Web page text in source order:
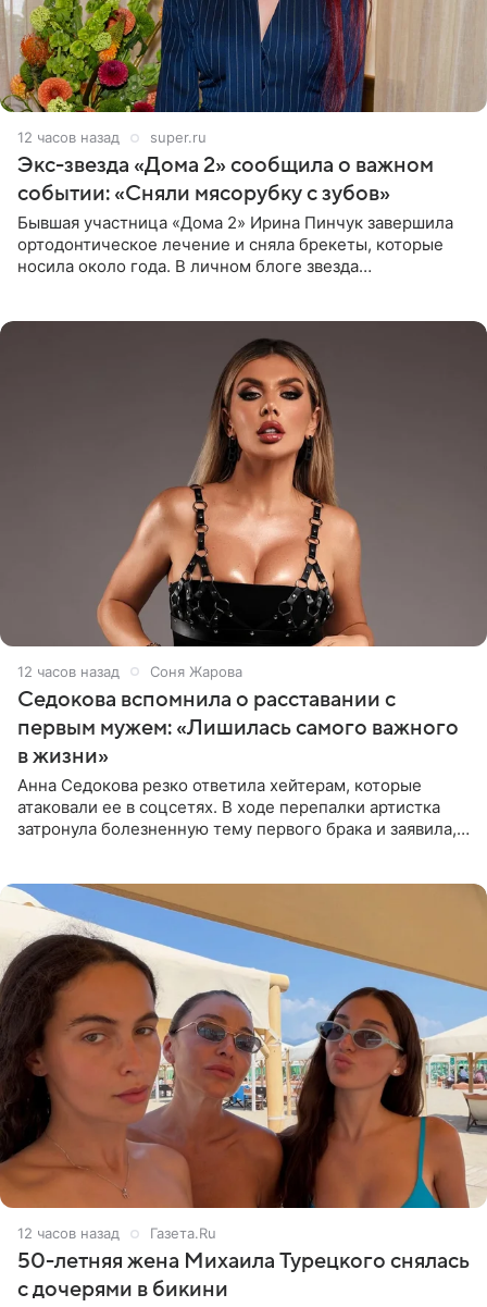
12 часов назад super.ru
Экс-звезда «Дома 2» сообщила о важном
событии: «Сняли мясорубку с зубов»
Бывшая участница «Дома 2» Ирина Пинчук завершила
ортодонтическое лечение и сняла брекеты, которые
носила около года. В личном блоге звезда
12 часов назад Соня Жарова
Седокова вспомнила о расставании с
первым мужем: «Лишилась самого важного
в жизни»
Анна Седокова резко ответила хейтерам, которые
атаковали ее в соцсетях. В ходе перепалки артистка
затронула болезненную тему первого брака и заявила,
12 часов назад Газета.Ru
50-летняя жена Михаила Турецкого снялась
с дочерями в бикини